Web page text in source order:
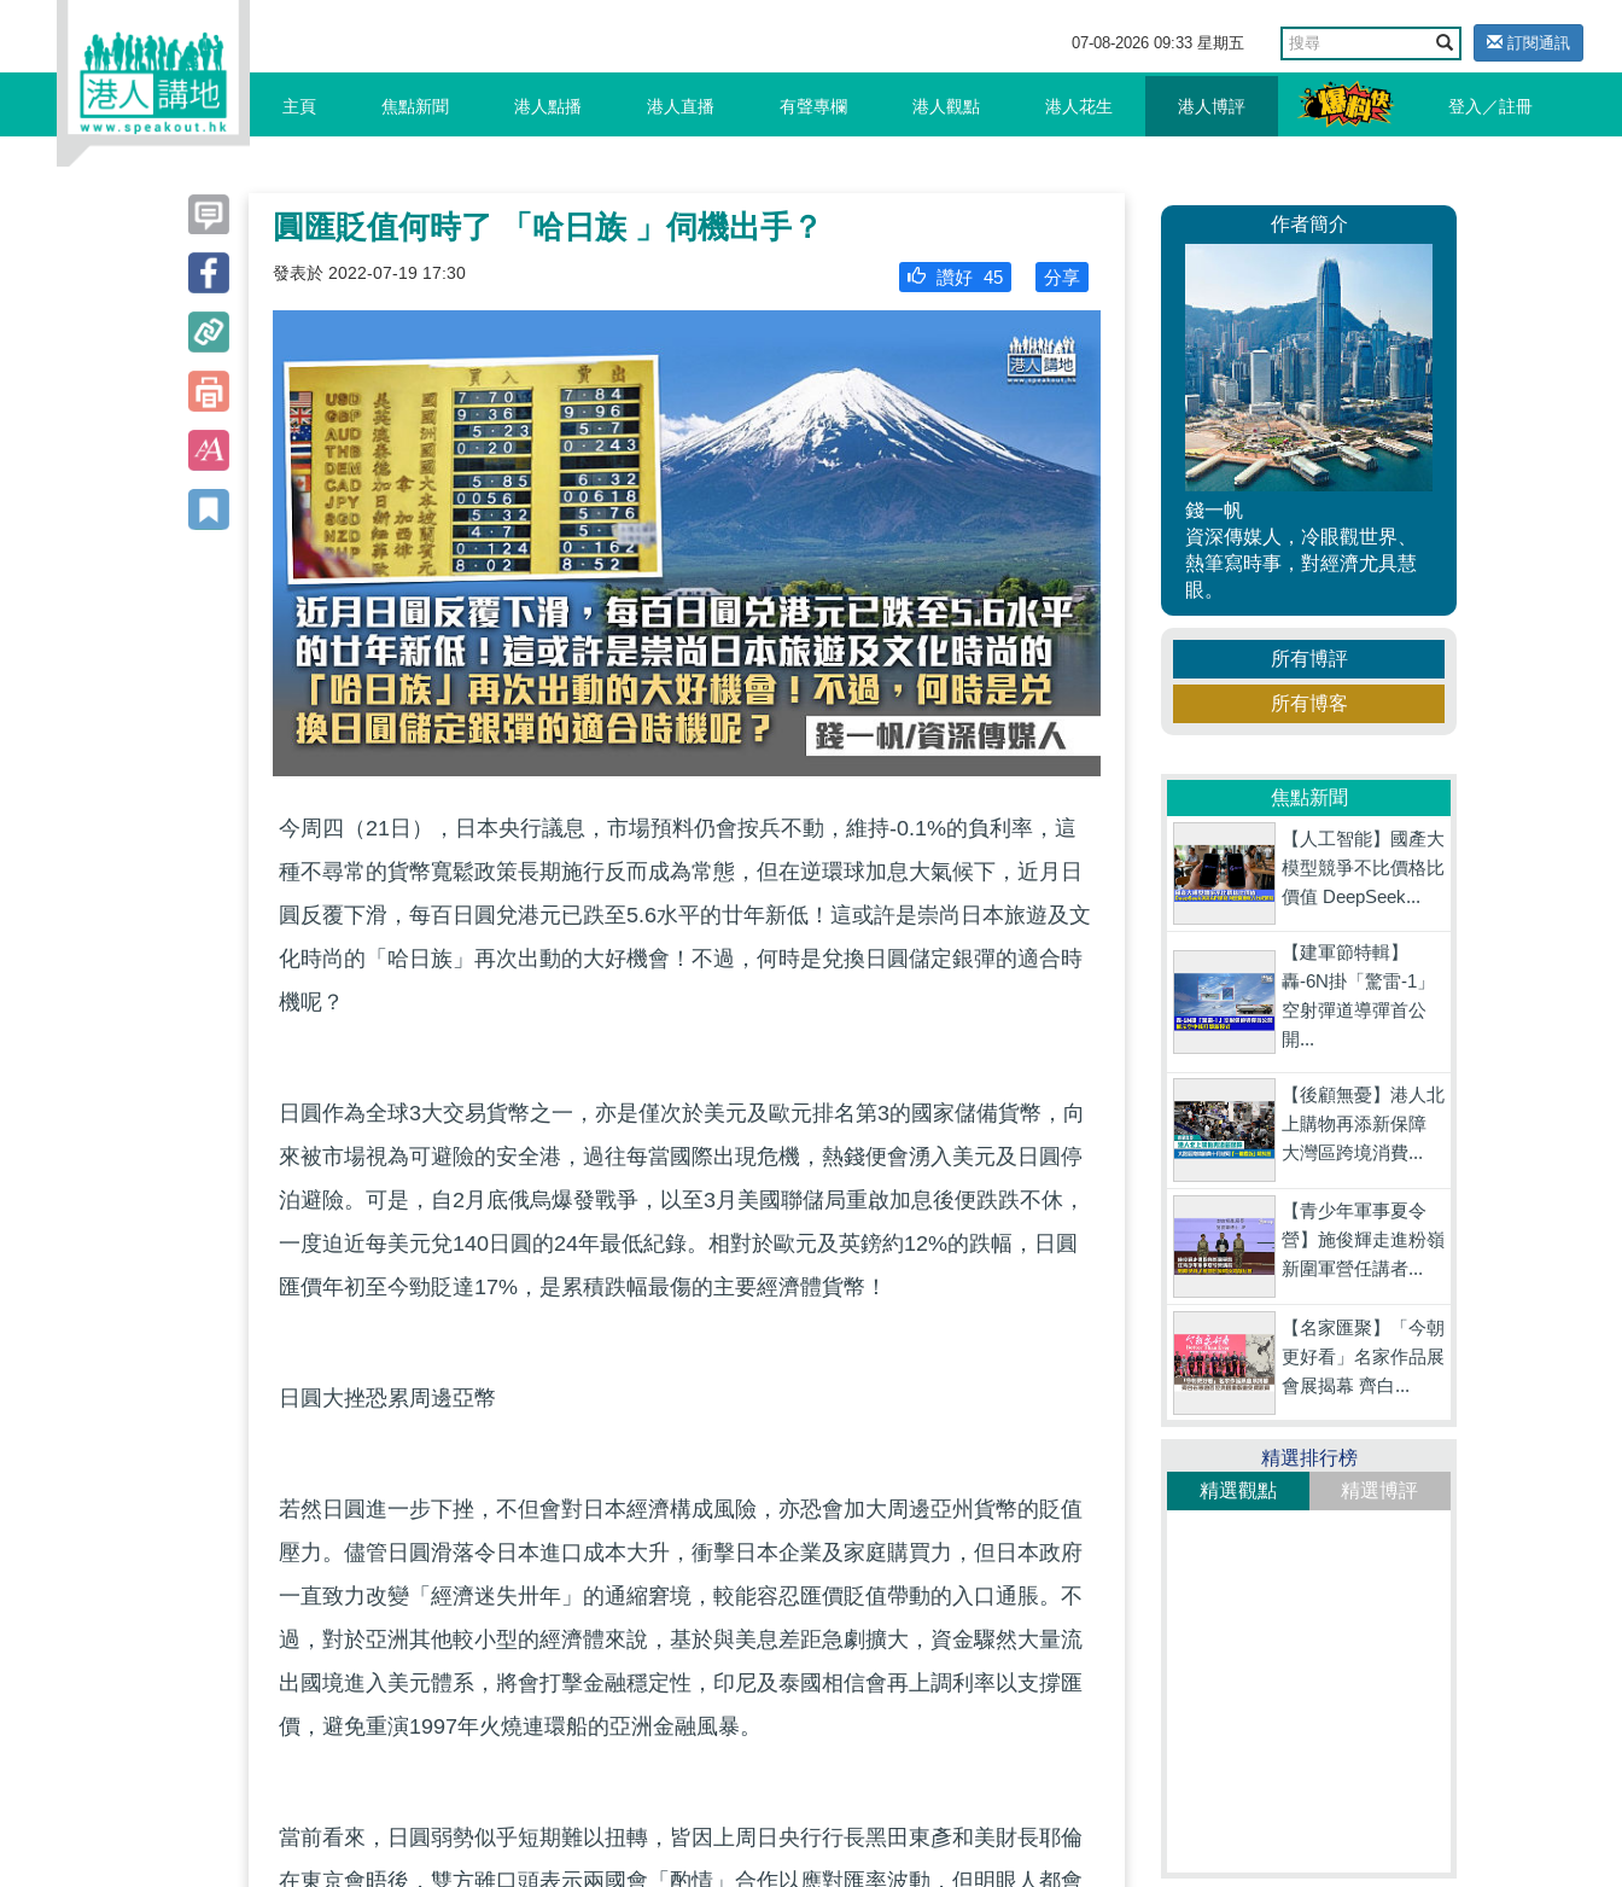
07-08-2026 09:33 星期五 訂閱通訊
主頁 焦點新聞 港人點播 港人直播 有聲專欄 港人觀點 港人花生 港人博評 登入／註冊
圓匯貶值何時了 「哈日族 」伺機出手？
發表於 2022-07-19 17:30 分享
讚好 45
今周四（21日），日本央行議息，市場預料仍會按兵不動，維持-0.1%的負利率，這
種不尋常的貨幣寬鬆政策長期施行反而成為常態，但在逆環球加息大氣候下，近月日
圓反覆下滑，每百日圓兌港元已跌至5.6水平的廿年新低！這或許是崇尚日本旅遊及文
化時尚的「哈日族」再次出動的大好機會！不過，何時是兌換日圓儲定銀彈的適合時
機呢？
日圓作為全球3大交易貨幣之一，亦是僅次於美元及歐元排名第3的國家儲備貨幣，向
來被市場視為可避險的安全港，過往每當國際出現危機，熱錢便會湧入美元及日圓停
泊避險。可是，自2月底俄烏爆發戰爭，以至3月美國聯儲局重啟加息後便跌跌不休，
一度迫近每美元兌140日圓的24年最低紀錄。相對於歐元及英鎊約12%的跌幅，日圓
匯價年初至今勁貶達17%，是累積跌幅最傷的主要經濟體貨幣！
日圓大挫恐累周邊亞幣
若然日圓進一步下挫，不但會對日本經濟構成風險，亦恐會加大周邊亞州貨幣的貶值
壓力。儘管日圓滑落令日本進口成本大升，衝擊日本企業及家庭購買力，但日本政府
一直致力改變「經濟迷失卅年」的通縮窘境，較能容忍匯價貶值帶動的入口通脹。不
過，對於亞洲其他較小型的經濟體來說，基於與美息差距急劇擴大，資金驟然大量流
出國境進入美元體系，將會打擊金融穩定性，印尼及泰國相信會再上調利率以支撐匯
價，避免重演1997年火燒連環船的亞洲金融風暴。
當前看來，日圓弱勢似乎短期難以扭轉，皆因上周日央行行長黑田東彥和美財長耶倫
在東京會晤後，雙方雖口頭表示兩國會「酌情」合作以應對匯率波動，但明眼人都會
作者簡介
錢一帆
資深傳媒人，冷眼觀世界、
熱筆寫時事，對經濟尤具慧
眼。
所有博評
所有博客
焦點新聞
【人工智能】國產大
模型競爭不比價格比
價值 DeepSeek...
【建軍節特輯】
轟-6N掛「驚雷-1」
空射彈道導彈首公
開...
【後顧無憂】港人北
上購物再添新保障
大灣區跨境消費...
【青少年軍事夏令
營】施俊輝走進粉嶺
新圍軍營任講者...
【名家匯聚】「今朝
更好看」名家作品展
會展揭幕 齊白...
精選排行榜
精選觀點
精選博評